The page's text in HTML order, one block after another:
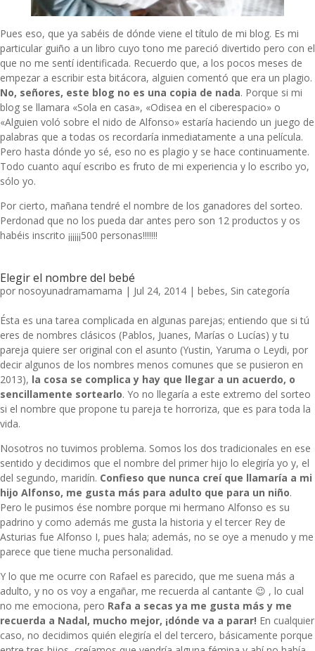
Pues eso, que ya sabéis de dónde viene el título de mi blog. Es mi
particular guiño a un libro cuyo tono me pareció divertido pero con el
que no me sentí identificada. Recuerdo que, a los pocos meses de
empezar a escribir esta bitácora, alguien comentó que era un plagio.
No, señores, este blog no es una copia de nada. Porque si mi
blog se llamara «Sola en casa», «Odisea en el ciberespacio» o
«Alguien voló sobre el nido de Alfonso» estaría haciendo un juego de
palabras que a todas os recordaría inmediatamente a una película.
Pero hasta dónde yo sé, eso no es plagio y se hace continuamente.
Todo cuanto aquí escribo es fruto de mi experiencia y lo escribo yo,
sólo yo.
Por cierto, mañana tendré el nombre de los ganadores del sorteo.
Perdonad que no los pueda dar antes pero son 12 productos y os
habéis inscrito ¡¡¡¡¡¡500 personas!!!!!!!
Elegir el nombre del bebé
por nosoyunadramamama | Jul 24, 2014 | bebes, Sin categoría
Ésta es una tarea complicada en algunas parejas; entiendo que si tú
eres de nombres clásicos (Pablos, Juanes, Marías o Lucías) y tu
pareja quiere ser original con el asunto (Yustin, Yaruma o Leydi, por
decir algunos de los nombres menos comunes que se pusieron en
2013), la cosa se complica y hay que llegar a un acuerdo, o
sencillamente sortearlo. Yo no llegaría a este extremo del sorteo
si el nombre que propone tu pareja te horroriza, que es para toda la
vida.
Nosotros no tuvimos problema. Somos los dos tradicionales en ese
sentido y decidimos que el nombre del primer hijo lo elegiría yo y, el
del segundo, maridín. Confieso que nunca creí que llamaría a mi
hijo Alfonso, me gusta más para adulto que para un niño.
Pero le pusimos ése nombre porque mi hermano Alfonso es su
padrino y como además me gusta la historia y el tercer Rey de
Asturias fue Alfonso I, pues hala; además, no se oye a menudo y me
parece que tiene mucha personalidad.
Y lo que me ocurre con Rafael es parecido, que me suena más a
adulto, y no os voy a engañar, me recuerda al cantante 😉 , lo cual
no me emociona, pero Rafa a secas ya me gusta más y me
recuerda a Nadal, mucho mejor, ¡dónde va a parar! En cualquier
caso, no decidimos quién elegiría el del tercero, básicamente porque